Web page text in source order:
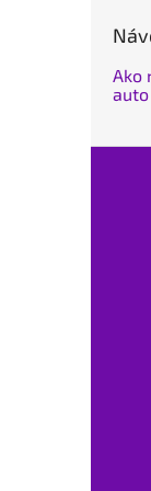
Ako
auto